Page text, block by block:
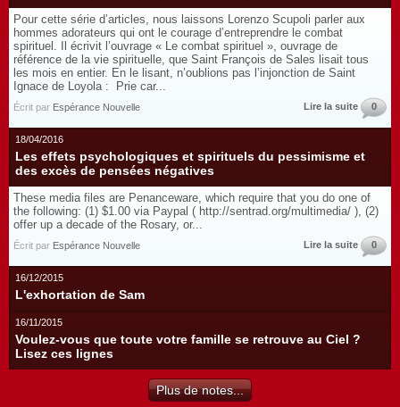
Pour cette série d’articles, nous laissons Lorenzo Scupoli parler aux
hommes adorateurs qui ont le courage d’entreprendre le combat
spirituel. Il écrivit l’ouvrage « Le combat spirituel », ouvrage de
référence de la vie spirituelle, que Saint François de Sales lisait tous
les mois en entier. En le lisant, n’oublions pas l’injonction de Saint
Ignace de Loyola : Prie car...
Écrit par Espérance Nouvelle Lire la suite 0
18/04/2016
Les effets psychologiques et spirituels du pessimisme et
des excès de pensées négatives
These media files are Penanceware, which require that you do one of
the following: (1) $1.00 via Paypal ( http://sentrad.org/multimedia/ ), (2)
offer up a decade of the Rosary, or...
Écrit par Espérance Nouvelle Lire la suite 0
16/12/2015
L'exhortation de Sam
16/11/2015
Voulez-vous que toute votre famille se retrouve au Ciel ?
Lisez ces lignes
Plus de notes...